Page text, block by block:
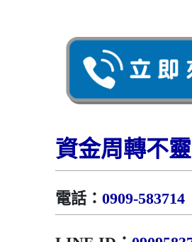
資金周轉不
電話： 0909-583714